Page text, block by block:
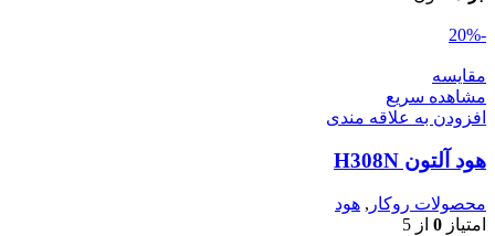
-20%
مقایسه
مشاهده سریع
افزودن به علاقه مندی
هود آلتون H308N
محصولات روکار , هود
امتیاز 0 از 5